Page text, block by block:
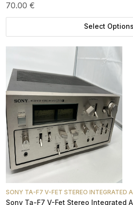
70.00 €
Select Options
SONY TA-F7 V-FET STEREO INTEGRATED
Sony Ta-F7 V-Fet Stereo Integrated